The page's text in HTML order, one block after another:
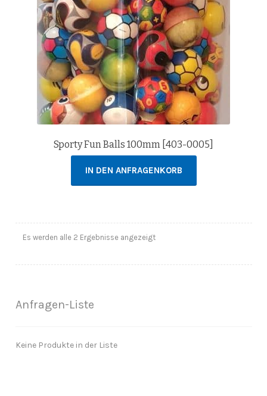
Sporty Fun Balls 100mm [403-0005]
IN DEN ANFRAGENKORB
Es werden alle 2 Ergebnisse angezeigt
Anfragen-Liste
Keine Produkte in der Liste